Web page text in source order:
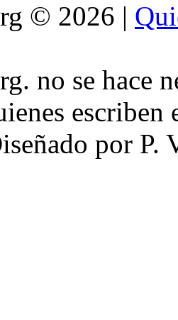
© 2026 |
no se hace
escriben
por